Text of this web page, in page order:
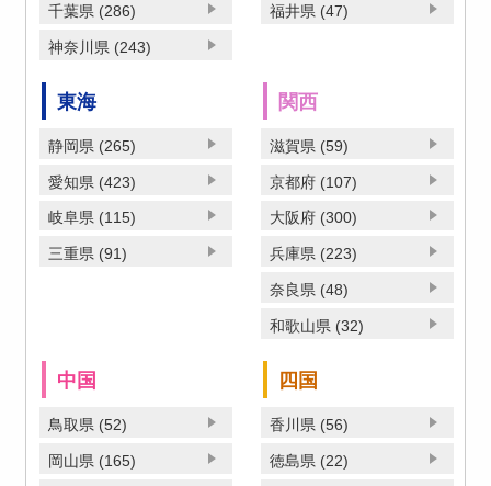
千葉県 (286)
神奈川県 (243)
福井県 (47)
東海
静岡県 (265)
愛知県 (423)
岐阜県 (115)
三重県 (91)
関西
滋賀県 (59)
京都府 (107)
大阪府 (300)
兵庫県 (223)
奈良県 (48)
和歌山県 (32)
中国
鳥取県 (52)
岡山県 (165)
四国
香川県 (56)
徳島県 (22)